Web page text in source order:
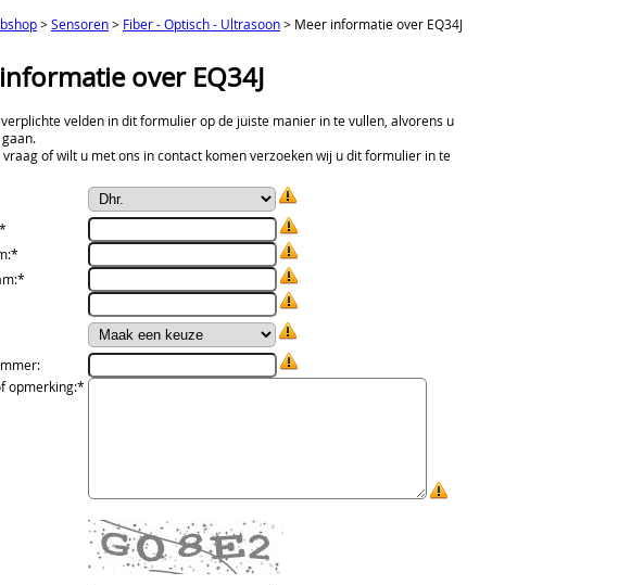
>Sensoren> Fiber - Optisch - Ultrasoon> Meer informatie over EQ34J
over EQ34J
velden in dit formulier op de juiste manier in te vullen, alvorens u
vraag of wilt u met ons in contact komen verzoeken wij u dit formulier in te
:*
:*
:
opmerking:*